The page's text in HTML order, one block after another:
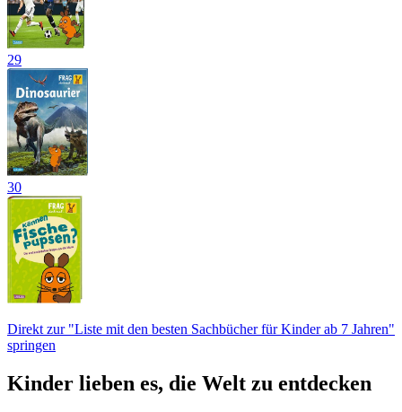
29
30
Direkt zur "Liste mit den besten Sachbücher für Kinder ab 7 Jahren"
springen
Kinder lieben es, die Welt zu entdecken